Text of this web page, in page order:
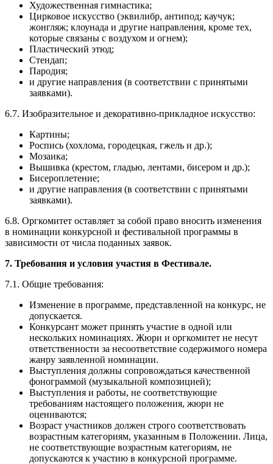
Художественная гимнастика;
Цирковое искусство (эквилибр, антипод; каучук;
жонгляж; клоунада и другие направления, кроме тех,
которые связаны с воздухом и огнем);
Пластический этюд;
Стендап;
Пародия;
и другие направления (в соответствии с принятыми
заявками).
6.7. Изобразительное и декоративно-прикладное искусство:
Картины;
Роспись (хохлома, городецкая, гжель и др.);
Мозаика;
Вышивка (крестом, гладью, лентами, бисером и др.);
Бисероплетение;
и другие направления (в соответствии с принятыми
заявками).
6.8. Оргкомитет оставляет за собой право вносить изменения
в номинации конкурсной и фестивальной программы в
зависимости от числа поданных заявок.
7. Требования и условия участия в Фестивале.
7.1. Общие требования:
Изменение в программе, представленной на конкурс, не
допускается.
Конкурсант может принять участие в одной или
нескольких номинациях. Жюри и оргкомитет не несут
ответственности за несоответствие содержимого номера
жанру заявленной номинации.
Выступления должны сопровождаться качественной
фонограммой (музыкальной композицией);
Выступления и работы, не соответствующие
требованиям настоящего положения, жюри не
оцениваются;
Возраст участников должен строго соответствовать
возрастным категориям, указанным в Положении. Лица,
не соответствующие возрастным категориям, не
допускаются к участию в конкурсной программе.